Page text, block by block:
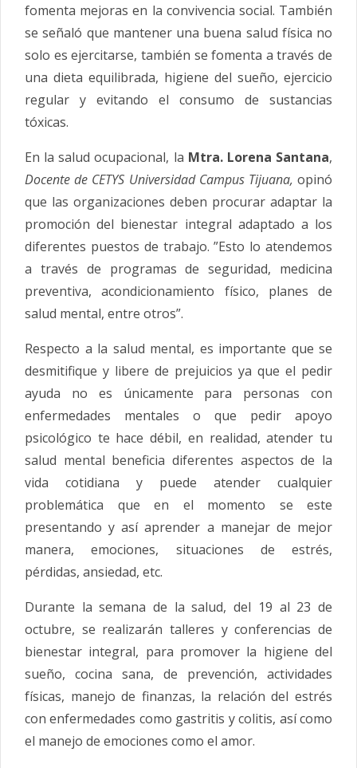
fomenta mejoras en la convivencia social. También
se señaló que mantener una buena salud física no
solo es ejercitarse, también se fomenta a través de
una dieta equilibrada, higiene del sueño, ejercicio
regular y evitando el consumo de sustancias
tóxicas.
En la salud ocupacional, la Mtra. Lorena Santana,
Docente de CETYS Universidad Campus Tijuana, opinó
que las organizaciones deben procurar adaptar la
promoción del bienestar integral adaptado a los
diferentes puestos de trabajo. ”Esto lo atendemos
a través de programas de seguridad, medicina
preventiva, acondicionamiento físico, planes de
salud mental, entre otros”.
Respecto a la salud mental, es importante que se
desmitifique y libere de prejuicios ya que el pedir
ayuda no es únicamente para personas con
enfermedades mentales o que pedir apoyo
psicológico te hace débil, en realidad, atender tu
salud mental beneficia diferentes aspectos de la
vida cotidiana y puede atender cualquier
problemática que en el momento se este
presentando y así aprender a manejar de mejor
manera, emociones, situaciones de estrés,
pérdidas, ansiedad, etc.
Durante la semana de la salud, del 19 al 23 de
octubre, se realizarán talleres y conferencias de
bienestar integral, para promover la higiene del
sueño, cocina sana, de prevención, actividades
físicas, manejo de finanzas, la relación del estrés
con enfermedades como gastritis y colitis, así como
el manejo de emociones como el amor.